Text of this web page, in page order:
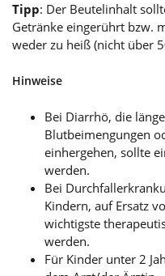
Tipp: Der Beutelinhalt
Getränke eingerührt bzw.
weder zu heiß (nicht über
Hinweise
Bei Diarrhö, die
Blutbeimengungen
einhergehen, sollte
werden.
Bei
Kindern, auf Ersatz
wichtigste
werden.
Für Kinder unter 2